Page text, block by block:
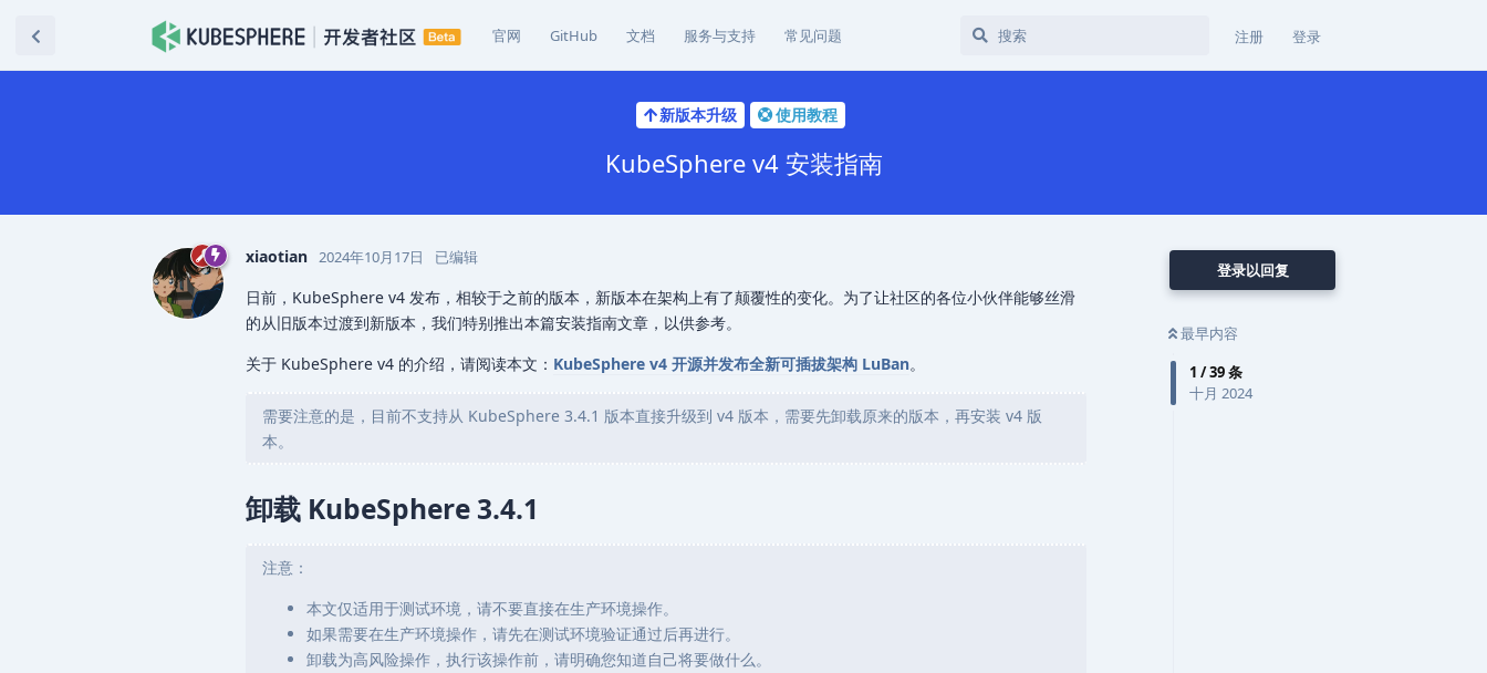
官网 GitHub 文档 服务与支持 常见问题 注册 登录
新版本升级 使用教程
KubeSphere v4 安装指南
登录以回复
最早内容
1 /39条
十月 2024
xiaotian 2024年10月17日 已编辑
日前，KubeSphere v4 发布，相较于之前的版本，新版本在架构上有了颠覆性的变化。为了让社区的各位小伙伴能够丝滑
的从旧版本过渡到新版本，我们特别推出本篇安装指南文章，以供参考。
关于 KubeSphere v4 的介绍，请阅读本文： KubeSphere v4 开源并发布全新可插拔架构 LuBan。
需要注意的是，目前不支持从 KubeSphere 3.4.1 版本直接升级到 v4 版本，需要先卸载原来的版本，再安装 v4 版
本。
卸载 KubeSphere 3.4.1
注意：
本文仅适用于测试环境，请不要直接在生产环境操作。
如果需要在生产环境操作，请先在测试环境验证通过后再进行。
卸载为高风险操作，执行该操作前，请明确您知道自己将要做什么。